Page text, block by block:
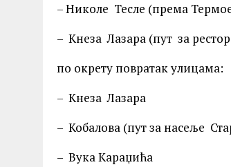
– Николе Тесле (према
– Кнеза Лазара (пут за
по окрету повратак улицама:
– Кнеза Лазара
– Кобалова (пут за насеље
– Вука Караџића